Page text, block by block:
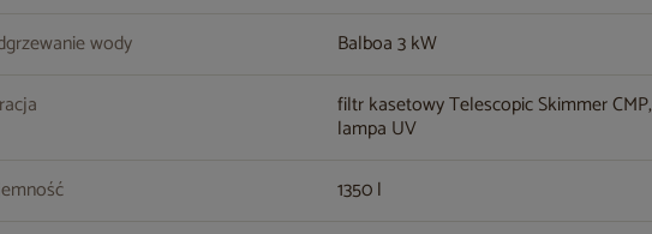
wody
Balboa 3 kW
filtr kasetowy Telescopic Skimmer CMP,
lampa UV
1350 l